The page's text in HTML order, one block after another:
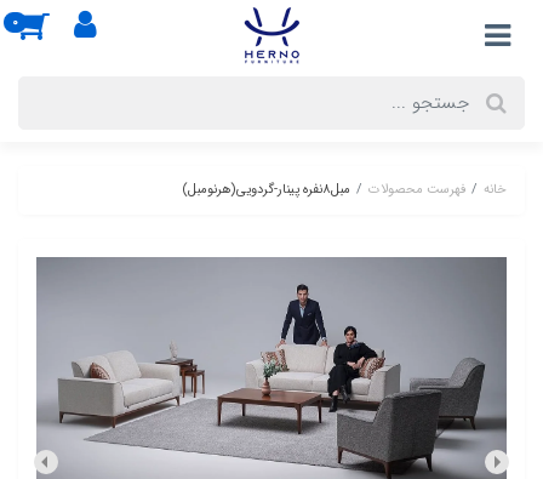
0
خانه فهرست محصولات مبل8نفره پینار-گردویی(هرنومبل)